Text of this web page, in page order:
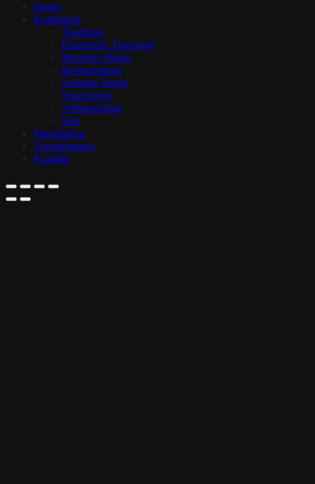
Home
Kollektion
Trauringe
Klassische Trauringe
Memoire Ringe
Beisteckringe
Solitaire Ringe
Spannringe
Verbundringe
Sets
Manufaktur
Veredelungen
Kontakt